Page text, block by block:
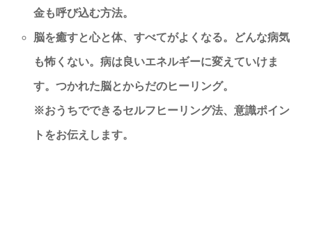
金も呼び込む方法。
脳を癒すと心と体、すべてがよくなる。 どんな病気
も怖くない。病は良いエネルギーに変えていけま
す。つかれた脳とからだのヒーリング。
※おうちでできるセルフヒーリング法、意識ポイン
トをお伝えします。